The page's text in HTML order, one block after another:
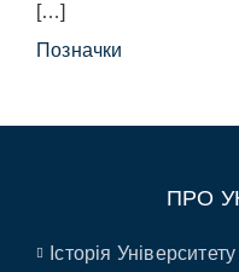
[…]
Позначки
ПРО
Історія Університету